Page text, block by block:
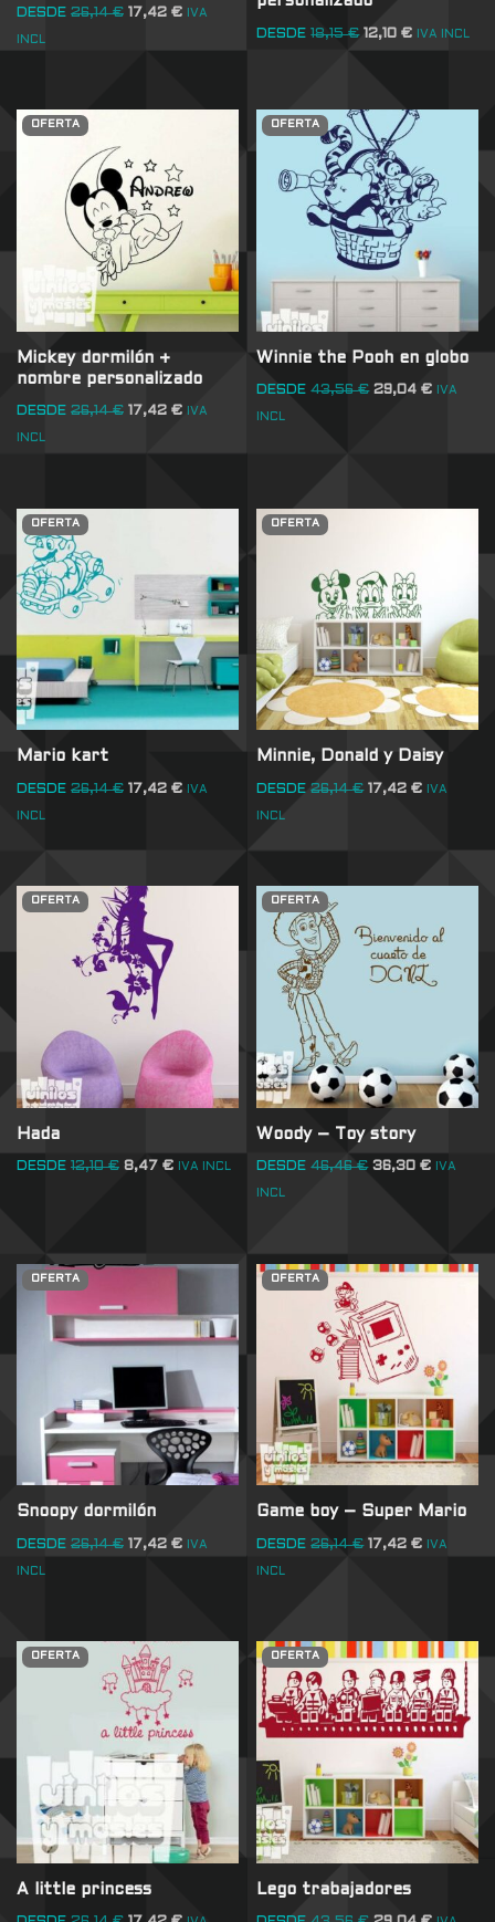
DESDE 26,14€ 17,42 € IVA
INCL DESDE 18,15€ 12,10€ IVA INCL
OFERTA
Mickey dormilón +
nombre personalizado
DESDE 26,14€ 17,42 € IVA
INCL
OFERTA
Winnie the Pooh en globo
DESDE 43,56€ 29,04€ IVA
INCL
OFERTA
Mario kart
DESDE 26,14€ 17,42 € IVA
INCL
OFERTA
Minnie, Donald y Daisy
DESDE 26,14€ 17,42€ IVA
INCL
OFERTA
Hada
DESDE 12,10€ 8,47 € IVA INCL
OFERTA
Woody – Toy story
DESDE 46,46€ 36,30€ IVA
INCL
OFERTA
Snoopy dormilón
DESDE 26,14€ 17,42 € IVA
INCL
OFERTA
Game boy – Super Mario
DESDE 26,14€ 17,42€ IVA
INCL
OFERTA
A little princess
OFERTA
Lego trabajadores